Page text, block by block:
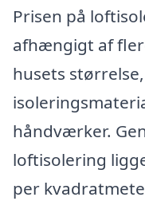
Prisen på
afhængigt af
husets
håndværker.
loftisolering
per